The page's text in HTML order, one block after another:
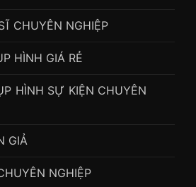
CHUYÊN NGHIỆP
HÌNH GIÁ RẺ
HÌNH SỰ KIỆN CHUYÊN
GIẢ
NGHIỆP